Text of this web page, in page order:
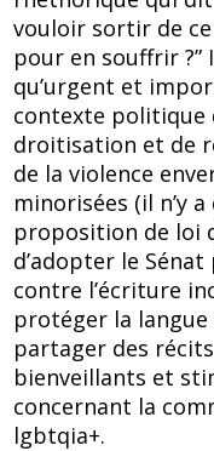
vouloir sortir de ce
pour en souffrir ?”
qu’urgent et
contexte politique
droitisation et de
de la violence
minorisées (il n’y
proposition de loi
d’adopter le
contre l’écriture
protéger la langue
partager des
bienveillants et
concernant la
lgbtqia+.